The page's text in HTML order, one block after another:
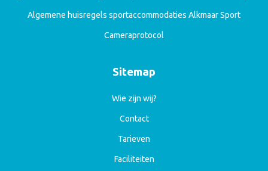
Algemene huisregels sportaccommodaties Alkmaar Sport
Cameraprotocol
Sitemap
Wie zijn wij?
Contact
Tarieven
Faciliteiten